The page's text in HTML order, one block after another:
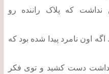
نداشت که پلاک راننده رو
. اگه اون نامرد پیدا شده بود که
دست کشید و توی فکر